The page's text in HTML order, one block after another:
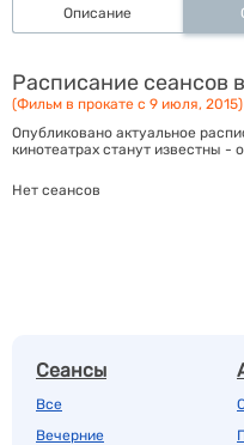
Описание
Расписание сеансов
(Фильм в прокате с 9 июля, 2015)
Опубликовано актуальное
кинотеатрах станут известны -
Нет сеансов
Сеансы
Все
Вечерние